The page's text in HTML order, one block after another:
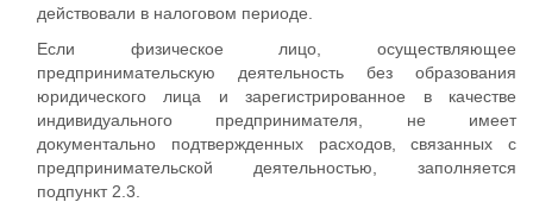
действовали в налоговом периоде.
Если физическое лицо, осуществляющее
предпринимательскую деятельность без образования
юридического лица и зарегистрированное в качестве
индивидуального предпринимателя, не имеет
документально подтвержденных расходов, связанных с
предпринимательской деятельностью, заполняется
подпункт 2.3.